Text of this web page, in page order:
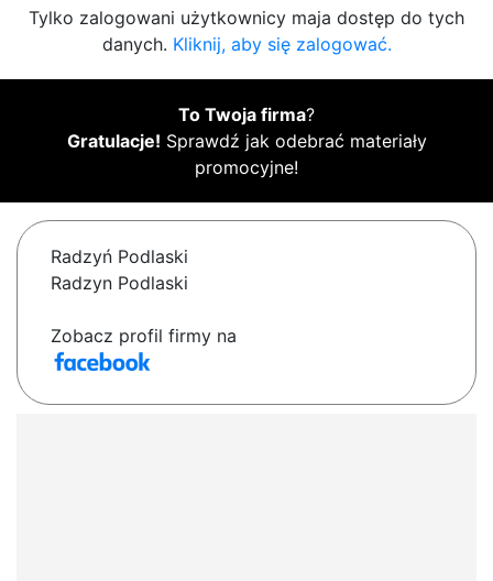
Tylko zalogowani użytkownicy maja dostęp do tych
danych. Kliknij, aby się zalogować.
To Twoja firma?
Gratulacje! Sprawdź jak odebrać materiały
promocyjne!
Radzyń Podlaski
Radzyn Podlaski
Zobacz profil firmy na